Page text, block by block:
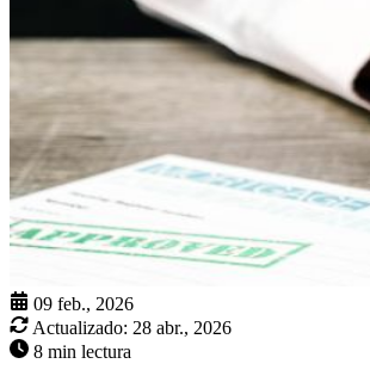
09 feb., 2026
Actualizado: 28 abr., 2026
8 min lectura